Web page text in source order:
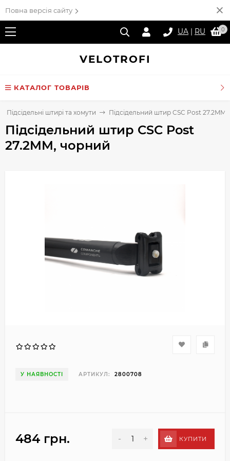
Повна версія сайту
UA | RU 0
VELOTROFI
КАТАЛОГ ТОВАРІВ
Підсідельні штирі та хомути Підсідельний штир CSC Post
Підсідельний штир CSC Post
27.2MM, чорний
У НАЯВНОСТІ АРТИКУЛ: 2800708
484 грн. - + КУПИТИ